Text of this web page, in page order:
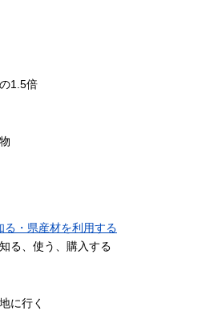
1.5倍
る・県産材を利用する
る、使う、購入する
に行く